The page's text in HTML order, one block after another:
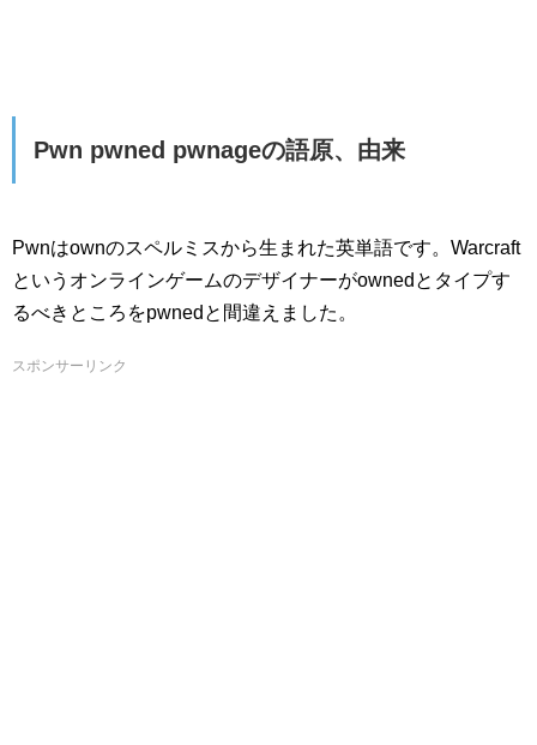
Pwn pwned pwnageの語原、由来
Pwnはownのスペルミスから生まれた英単語です。Warcraft
というオンラインゲームのデザイナーがownedとタイプす
るべきところをpwnedと間違えました。
スポンサーリンク